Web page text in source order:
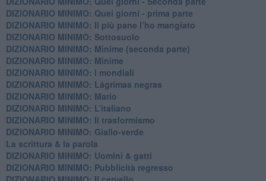
DIZIONARIO MINIMO: Quei giorni - prima parte
DIZIONARIO MINIMO: Il più pane l’ho mangiato
DIZIONARIO MINIMO: Sottosuolo
DIZIONARIO MINIMO: Minime (seconda parte)
DIZIONARIO MINIMO: Minime
DIZIONARIO MINIMO: ​I mondiali
DIZIONARIO MINIMO: ​Lágrimas negras
DIZIONARIO MINIMO: Mario
DIZIONARIO MINIMO: L’italiano
DIZIONARIO MINIMO: Il trasformismo
DIZIONARIO MINIMO: Giallo-verde
La scrittura & la parola
​DIZIONARIO MINIMO: Uomini & gatti
DIZIONARIO MINIMO: ​Pubblicità regresso